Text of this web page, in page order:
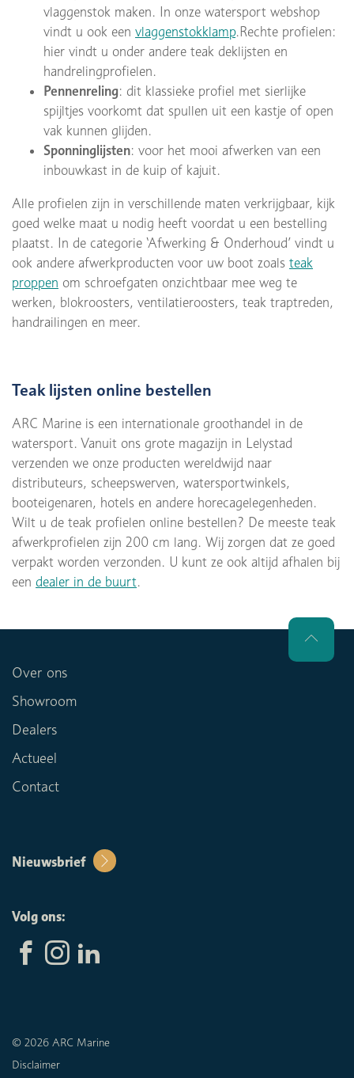
vlaggenstok maken. In onze watersport webshop
vindt u ook een vlaggenstokklamp.Rechte profielen:
hier vindt u onder andere teak deklijsten en
handrelingprofielen.
Pennenreling: dit klassieke profiel met sierlijke
spijltjes voorkomt dat spullen uit een kastje of open
vak kunnen glijden.
Sponninglijsten: voor het mooi afwerken van een
inbouwkast in de kuip of kajuit.
Alle profielen zijn in verschillende maten verkrijgbaar, kijk
goed welke maat u nodig heeft voordat u een bestelling
plaatst. In de categorie ‘Afwerking & Onderhoud’ vindt u
ook andere afwerkproducten voor uw boot zoals teak
proppen om schroefgaten onzichtbaar mee weg te
werken, blokroosters, ventilatieroosters, teak traptreden,
handrailingen en meer.
Teak lijsten online bestellen
ARC Marine is een internationale groothandel in de
watersport. Vanuit ons grote magazijn in Lelystad
verzenden we onze producten wereldwijd naar
distributeurs, scheepswerven, watersportwinkels,
booteigenaren, hotels en andere horecagelegenheden.
Wilt u de teak profielen online bestellen? De meeste teak
afwerkprofielen zijn 200 cm lang. Wij zorgen dat ze goed
verpakt worden verzonden. U kunt ze ook altijd afhalen bij
een dealer in de buurt.
Over ons
Showroom
Dealers
Actueel
Contact
Nieuwsbrief
Volg ons:
© 2026 ARC Marine
Disclaimer